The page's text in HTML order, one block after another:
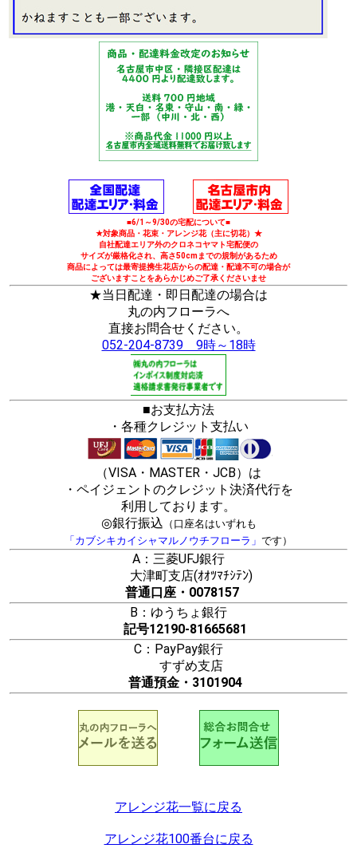
■6/1～9/30の宅配について■
★対象商品・花束・アレンジ花（主に切花）★
自社配達エリア外のクロネコヤマト宅配便の
サイズが厳格化され、高さ50cmまでの規制があるため
商品によっては最寄提携生花店からの配達・配達不可の場合が
ございますことをあらかじめご了承くださいませ
★当日配達・即日配達の場合は
丸の内フローラへ
直接お問合せください。
052-204-8739 9時～18時
■お支払方法
・各種クレジット支払い
（VISA・MASTER・JCB）は
・ペイジェントのクレジット決済代行を
利用しております。
◎銀行振込 （口座名はいずれも
「カブシキカイシャマルノウチフローラ」 です）
A：三菱UFJ銀行
大津町支店(ｵｵﾂﾏﾁｼﾃﾝ)
普通口座・0078157
B：ゆうちょ銀行
記号12190-81665681
C：PayPay銀行
すずめ支店
普通預金・3101904
アレンジ花一覧に戻る
アレンジ花100番台に戻る